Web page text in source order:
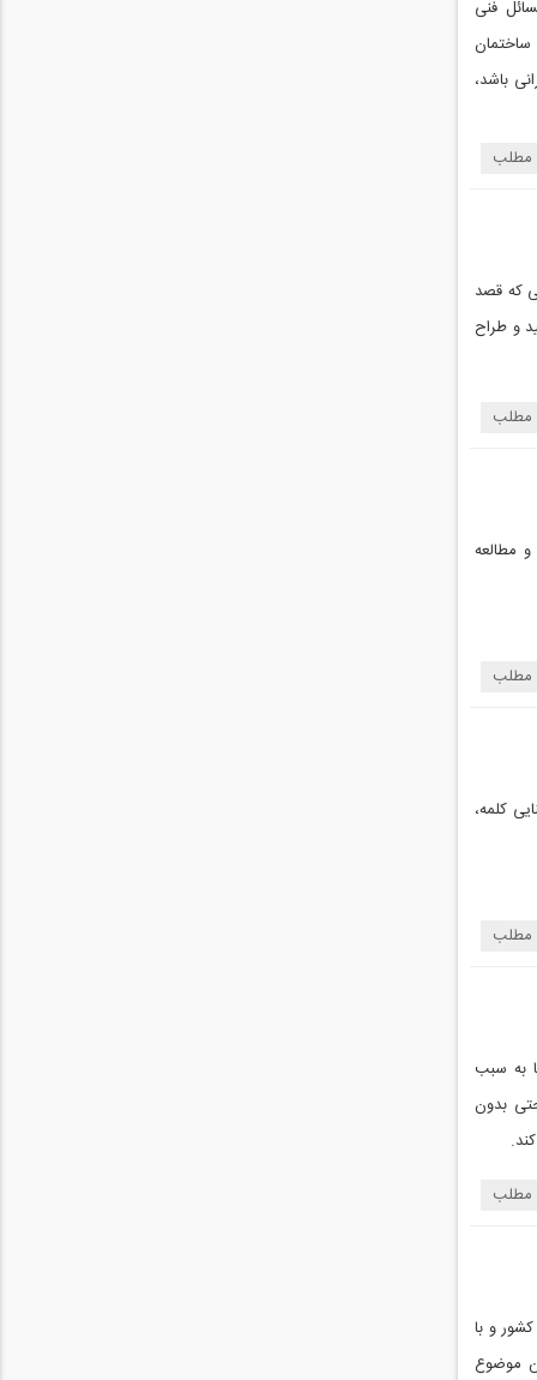
فنی
ساختمان
باشد،
مطلب
که قصد
و طراح
مطلب
مطالعه
مطلب
کلمه،
مطلب
به سبب
بدون
مطلب
و با
موضوع